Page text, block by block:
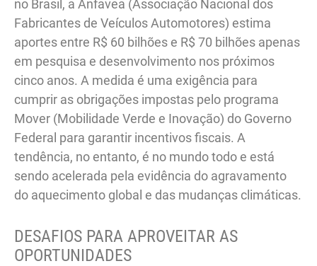
no Brasil, a Anfavea (Associação Nacional dos
Fabricantes de Veículos Automotores) estima
aportes entre R$ 60 bilhões e R$ 70 bilhões apenas
em pesquisa e desenvolvimento nos próximos
cinco anos. A medida é uma exigência para
cumprir as obrigações impostas pelo programa
Mover (Mobilidade Verde e Inovação) do Governo
Federal para garantir incentivos fiscais. A
tendência, no entanto, é no mundo todo e está
sendo acelerada pela evidência do agravamento
do aquecimento global e das mudanças climáticas.
DESAFIOS PARA APROVEITAR AS
OPORTUNIDADES